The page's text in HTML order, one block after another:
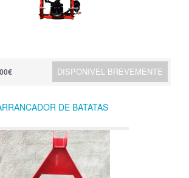
DISPONIVEL BREVEMENTE
DE BATATAS